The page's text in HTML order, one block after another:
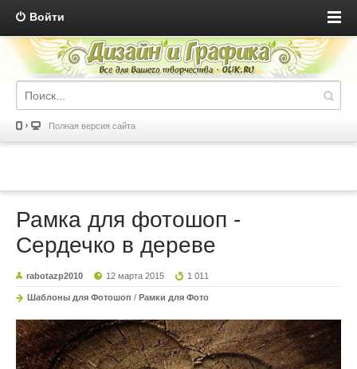
Войти
Полная версия сайта
Рамка для фотошоп -
Сердечко в дереве
rabotazp2010 12 марта 2015 1 011
Шаблоны для Фотошоп / Рамки для Фото